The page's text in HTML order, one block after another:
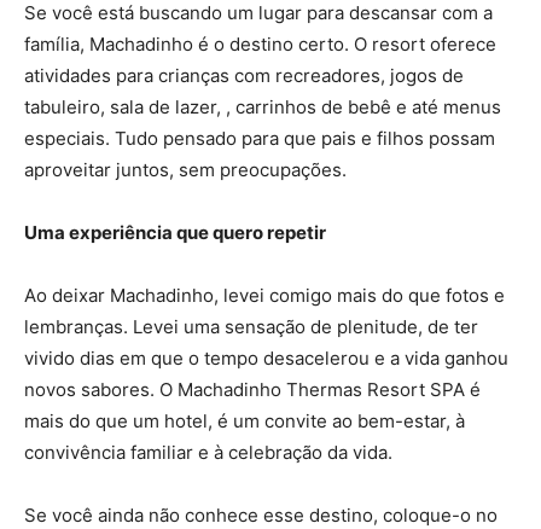
Se você está buscando um lugar para descansar com a
família, Machadinho é o destino certo. O resort oferece
atividades para crianças com recreadores, jogos de
tabuleiro, sala de lazer, , carrinhos de bebê e até menus
especiais. Tudo pensado para que pais e filhos possam
aproveitar juntos, sem preocupações.
Uma experiência que quero repetir
Ao deixar Machadinho, levei comigo mais do que fotos e
lembranças. Levei uma sensação de plenitude, de ter
vivido dias em que o tempo desacelerou e a vida ganhou
novos sabores. O Machadinho Thermas Resort SPA é
mais do que um hotel, é um convite ao bem-estar, à
convivência familiar e à celebração da vida.
Se você ainda não conhece esse destino, coloque-o no